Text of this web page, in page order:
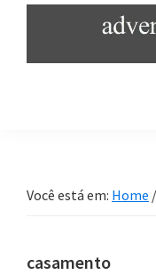
main
sidebar
que
saiba
Você está em: Home /
casamento